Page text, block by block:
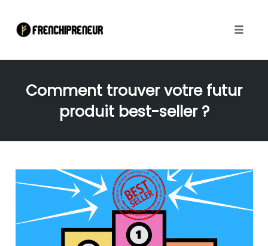
contentComment trouver votre futur
produit best-seller ?